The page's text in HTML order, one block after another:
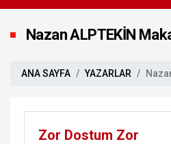
Nazan ALPTEKİN
ANA SAYFA YAZARLAR
Zor Dostum Zor